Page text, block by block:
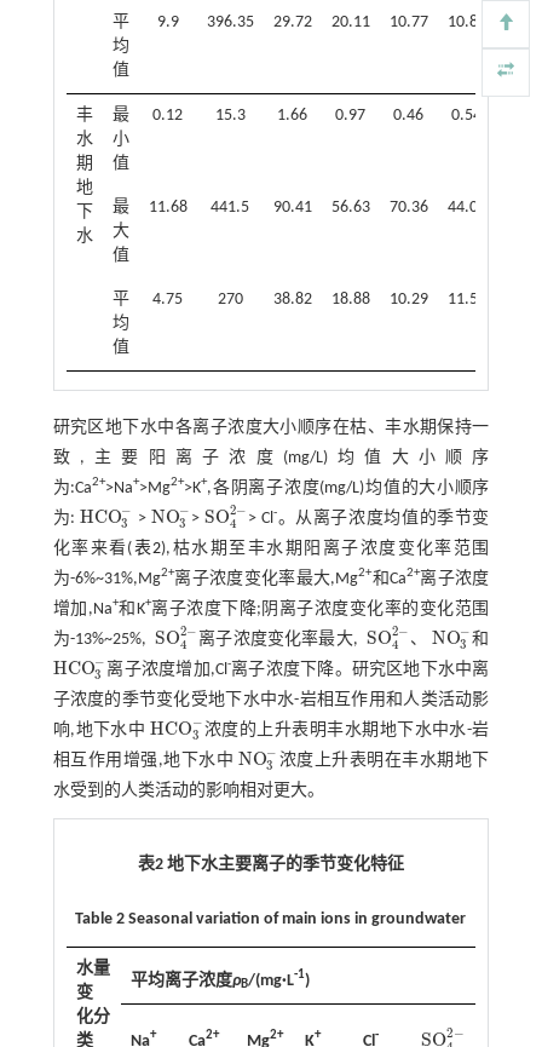
平
均
值
9.9 396.35 29.72 20.11 10.77 10.85
丰
水
期
地
下
水
最
小
值
0.12 15.3 1.66 0.97 0.46 0.54
最
大
值
11.68 441.5 90.41 56.63 70.36 44.02
平
均
值
4.75 270 38.82 18.88 10.29 11.54
研究区地下水中各离子浓度大小顺序在枯、丰水期保持一
致,主要阳离子浓度(mg/L)均值大小顺序
为:Ca2+>Na+>Mg2+>K+,各阴离子浓度(mg/L)均值的大小顺序
为: HCO−
3
HCO3- > NO−
3
NO3- > SO2−
4
SO42 > Cl -。从离子浓度均值的季节变
化率来看(表2),枯水期至丰水期阳离子浓度变化率范围
为-6%~31%,Mg2+离子浓度变化率最大,Mg2+和Ca2+离子浓度
增加,Na+和K+离子浓度下降;阴离子浓度变化率的变化范围
为-13%~25%, SO2−
4
SO42 离子浓度变化率最大, SO2−
4
SO42 、 NO−
3
NO3- 和
HCO−
3
HCO3- 离子浓度增加,Cl -离子浓度下降。研究区地下水中离
子浓度的季节变化受地下水中水-岩相互作用和人类活动影
响,地下水中 HCO−
3
HCO3-
浓度的上升表明丰水期地下水中水-岩
相互作用增强,地下水中 NO−
3
NO3- 浓度上升表明在丰水期地下
水受到的人类活动的影响相对更大。
表2 地下水主要离子的季节变化特征
Table 2 Seasonal variation of main ions in groundwater
水量
变
化分
类
平均离子浓度ρB/(mg·L-1)
Na+ Ca2+ Mg2+ K+ Cl - SO2−